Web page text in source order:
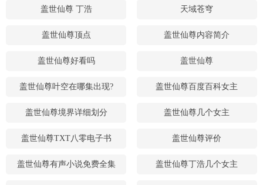
盖世仙尊 丁浩 天域苍穹
盖世仙尊顶点 盖世仙尊内容简介
盖世仙尊好看吗 盖世仙尊
盖世仙尊叶空在哪集出现? 盖世仙尊百度百科女主
盖世仙尊境界详细划分 盖世仙尊几个女主
盖世仙尊TXT八零电子书 盖世仙尊评价
盖世仙尊有声小说免费全集 盖世仙尊丁浩几个女主